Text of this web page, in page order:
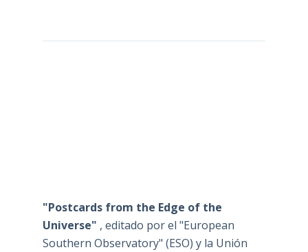
"Postcards from the Edge of the
Universe" , editado por el "European
Southern Observatory" (ESO) y la Unión